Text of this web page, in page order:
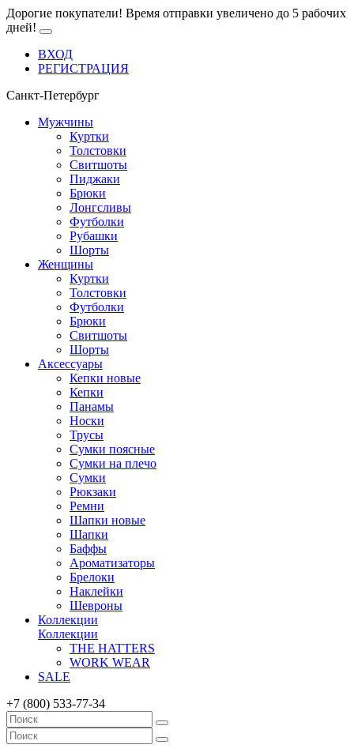
Дорогие покупатели! Время отправки увеличено до 5 рабочих
дней!
ВХОД
РЕГИСТРАЦИЯ
Санкт-Петербург
Мужчины
Куртки
Толстовки
Свитшоты
Пиджаки
Брюки
Лонгсливы
Футболки
Рубашки
Шорты
Женщины
Куртки
Толстовки
Футболки
Брюки
Свитшоты
Шорты
Аксессуары
Кепки новые
Кепки
Панамы
Носки
Трусы
Сумки поясные
Сумки на плечо
Сумки
Рюкзаки
Ремни
Шапки новые
Шапки
Баффы
Ароматизаторы
Брелоки
Наклейки
Шевроны
Коллекции
Коллекции
THE HATTERS
WORK WEAR
SALE
+7 (800) 533-77-34